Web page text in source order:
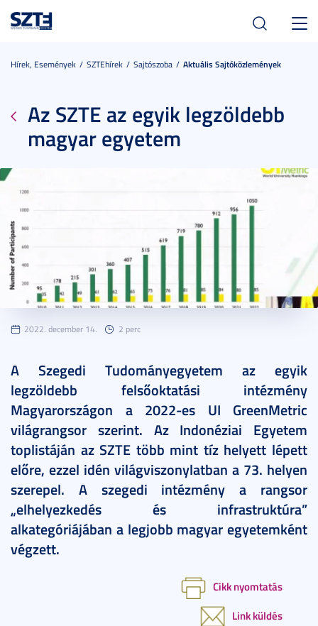
Hírek, Események SZTEhírek Sajtószoba Aktuális Sajtóközlemények
Az SZTE az egyik legzöldebb
magyar egyetem
2022. december 14. 2 perc
A Szegedi Tudományegyetem az egyik
legzöldebb felsőoktatási intézmény
Magyarországon a 2022-es UI GreenMetric
világrangsor szerint. Az Indonéziai Egyetem
toplistáján az SZTE több mint tíz helyett lépett
előre, ezzel idén világviszonylatban a 73. helyen
szerepel. A szegedi intézmény a rangsor
„elhelyezkedés és infrastruktúra”
alkategóriájában a legjobb magyar egyetemként
végzett.
Cikk nyomtatás
Link küldés